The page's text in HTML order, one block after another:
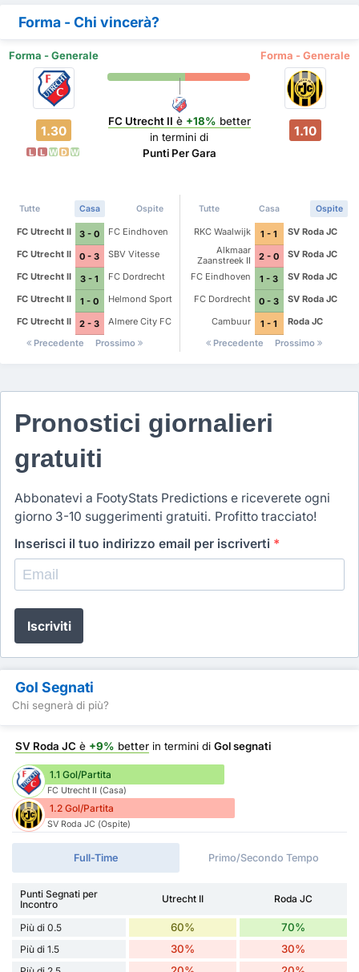
Forma - Chi vincerà?
Forma - Generale Forma - Generale
1.30
L L W D W
FC Utrecht II è +18% better
in termini di
Punti Per Gara
1.10
Tutte Casa Ospite
FC Utrecht II 3 - 0
FC Eindhoven
FC Utrecht II
0 - 3
SBV Vitesse
FC Utrecht II
3 - 1
FC Dordrecht
FC Utrecht II
1 - 0
Helmond Sport
FC Utrecht II
2 - 3
Almere City FC
Precedente
Prossimo
Tutte Casa Ospite
RKC Waalwijk 1 - 1
SV Roda JC
Alkmaar
Zaanstreek II
2 - 0
SV Roda JC
FC Eindhoven
1 - 3
SV Roda JC
FC Dordrecht
0 - 3
SV Roda JC
Cambuur
1 - 1
Roda JC
Precedente
Prossimo
Pronostici giornalieri
gratuiti
Abbonatevi a FootyStats Predictions e riceverete ogni
giorno 3-10 suggerimenti gratuiti. Profitto tracciato!
Inserisci il tuo indirizzo email per iscriverti *
Iscriviti
Gol Segnati
Chi segnerà di più?
SV Roda JC è +9% better in termini di Gol segnati
1.1 Gol/Partita
FC Utrecht II (Casa)
1.2 Gol/Partita
SV Roda JC (Ospite)
Full-Time Primo/Secondo Tempo
Punti Segnati per
Incontro
Utrecht II Roda JC
Più di 0.5 60% 70%
Più di 1.5 30% 30%